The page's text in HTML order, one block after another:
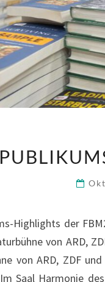
Highlights der
von ARD,
von ARD, ZDF
Im Saal Harmonie